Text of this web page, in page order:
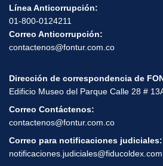
Línea Anticorrupción:
01-800-0124211
Correo Anticorrupción:
contactenos@fontur.com.co
Dirección de correspondencia de
Edificio Museo del Parque Calle 28 #
Correo Contáctenos:
contactenos@fontur.com.co
Correo para notificaciones judiciales: